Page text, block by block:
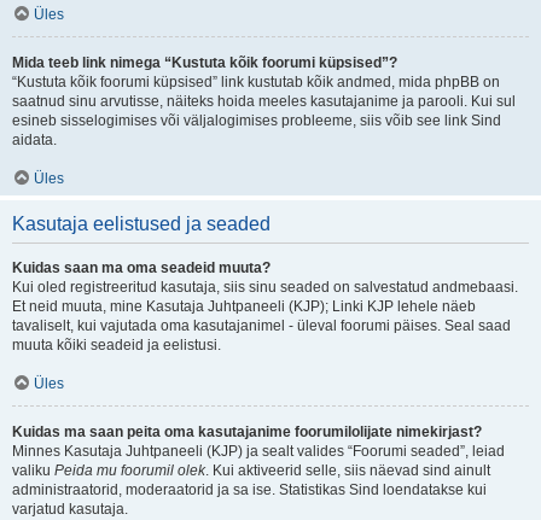
Üles
Mida teeb link nimega “Kustuta kõik foorumi küpsised”?
“Kustuta kõik foorumi küpsised” link kustutab kõik andmed, mida phpBB on
saatnud sinu arvutisse, näiteks hoida meeles kasutajanime ja parooli. Kui sul
esineb sisselogimises või väljalogimises probleeme, siis võib see link Sind
aidata.
Üles
Kasutaja eelistused ja seaded
Kuidas saan ma oma seadeid muuta?
Kui oled registreeritud kasutaja, siis sinu seaded on salvestatud andmebaasi.
Et neid muuta, mine Kasutaja Juhtpaneeli (KJP); Linki KJP lehele näeb
tavaliselt, kui vajutada oma kasutajanimel - üleval foorumi päises. Seal saad
muuta kõiki seadeid ja eelistusi.
Üles
Kuidas ma saan peita oma kasutajanime foorumilolijate nimekirjast?
Minnes Kasutaja Juhtpaneeli (KJP) ja sealt valides “Foorumi seaded”, leiad
valiku Peida mu foorumil olek. Kui aktiveerid selle, siis näevad sind ainult
administraatorid, moderaatorid ja sa ise. Statistikas Sind loendatakse kui
varjatud kasutaja.